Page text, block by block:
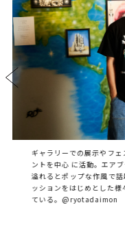
ギャラリーでの展示やフ
ントを中心 に活動。エア
溢れるとポップな作風で
ッションをはじめとした
ている。@ryotadaimon